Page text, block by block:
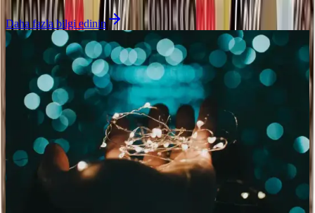
Daha fazla bilgi edinin